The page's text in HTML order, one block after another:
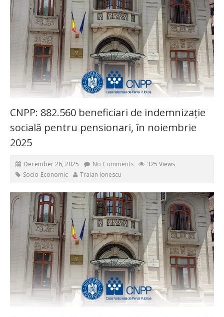
CNPP: 882.560 beneficiari de indemnizație
socială pentru pensionari, în noiembrie
2025
December 26, 2025 No Comments
325 Views
Socio-Economic
Traian Ionescu